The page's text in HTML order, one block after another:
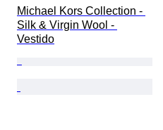
Michael Kors Collection -
Silk & Virgin Wool -
Vestido